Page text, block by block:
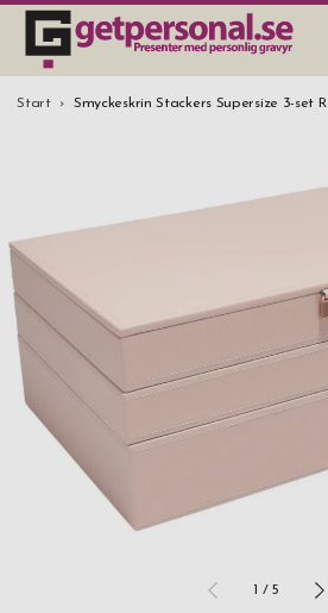
PRESENTER & PRYLAR
SMYCKEN & ACCESSOARER
PRESENTTIPS
BRÖLLOPSPRESENT 2026
STUDENTPRESENT 2026
Start Smyckeskrin Stackers Supersize 3-set
1 /5